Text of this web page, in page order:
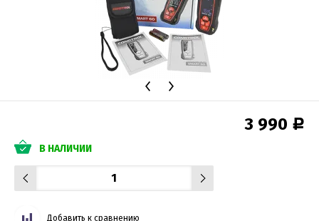
3 990 Р
В НАЛИЧИИ
Добавить к сравнению